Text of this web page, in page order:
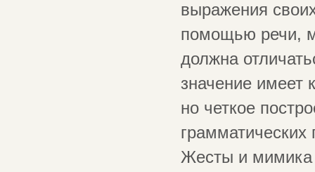
выражения
помощью речи,
должна
значение имеет
но четкое
грамматических
Жесты и мимика